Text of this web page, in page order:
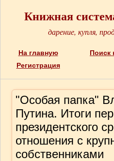
Книжная
дарение, купля,
На главную Поиск
Регистрация
"Особая папка"
Путина. Итоги
президентского
отношения с
собственниками